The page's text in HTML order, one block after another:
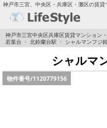
神戸市三宮、中央区・兵庫区・灘区の賃
TOPページ
神戸の単身向けマンション
新築物件
神戸市三宮中央区兵庫区賃貸マンション
若葉台
北鈴蘭台駅 シャルマンフジ
シャルマ
物件番号/1120779156